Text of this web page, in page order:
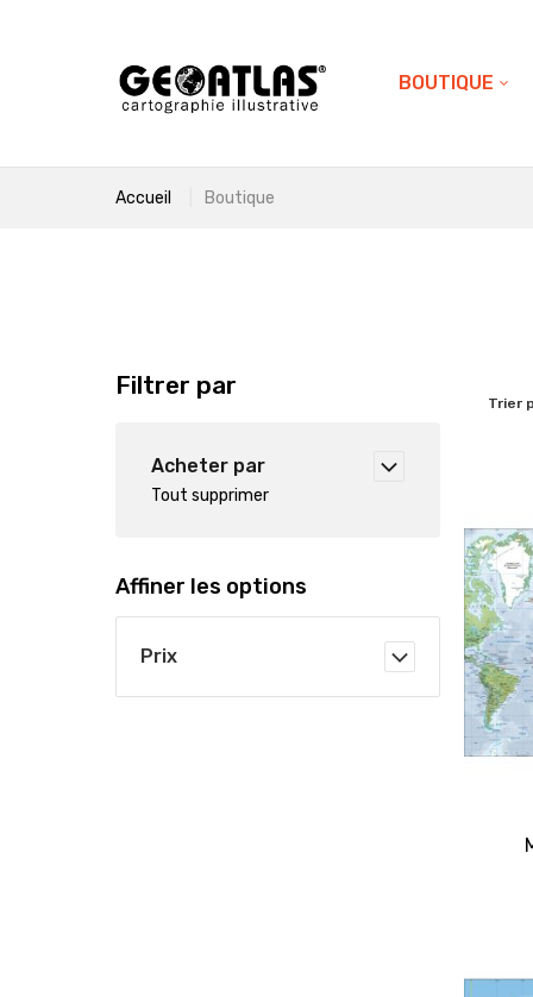
BOUTIQUE
Accueil Boutique
Trier
Filtrer par
Acheter par
Tout supprimer
Affiner les options
Prix